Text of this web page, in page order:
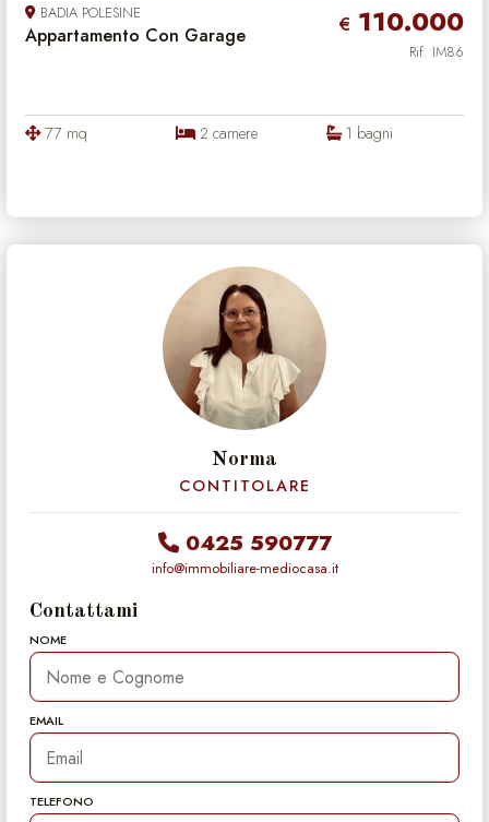
BADIA POLESINE
Appartamento Con Garage € 110.000
Rif. IM86
77 mq 2 camere 1 bagni
Norma
CONTITOLARE
0425 590777
info@immobiliare-mediocasa.it
Contattami
NOME
EMAIL
TELEFONO